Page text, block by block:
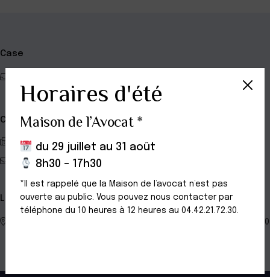
Case
Contact
0442277405
manongoube.avocat@gmail.com
Localisation
Bât. Acticentre, Parc Actimart II 1140. Rue André Ampère 13290
Horaires d'été
Maison de l’Avocat *
du 29 juillet au 31 août
8h30 – 17h30
*Il est rappelé que la Maison de l’avocat n’est pas
ouverte au public. Vous pouvez nous contacter par
téléphone du 10 heures à 12 heures au 04.42.21.72.30.